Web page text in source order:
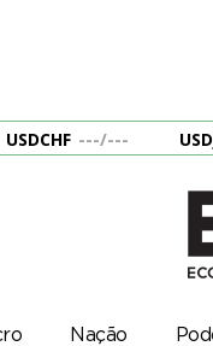
USDCHF ---/---
Nação